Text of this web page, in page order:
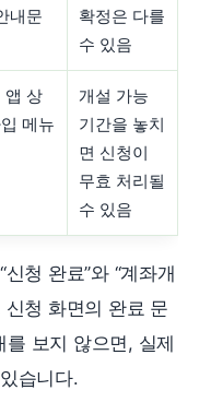
내문
확정은 다를
수 있음
앱 상
메뉴
개설 가능
기간을 놓치
면 신청이
무효 처리될
수 있음
청 완료”와 “계좌개
신청 화면의 완료 문
보지 않으면, 실제
습니다.